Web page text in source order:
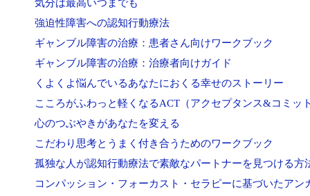
気分は最高いつまでも
強迫性障害への認知行動療法
ギャンブル障害の治療：患者さん向けワークブック
ギャンブル障害の治療：治療者向けガイド
くよくよ悩んでいるあなたにおくる幸せのストーリー
こころがふわっと軽くなるACT（アクセプタンス&コミッ
心のつぶやきがあなたを変える
こだわり思考とうまく付き合うためのワークブック
孤独な人が認知行動療法で素敵なパートナーを見つける方
コンパッション・フォーカスト・セラピーに基づいたア